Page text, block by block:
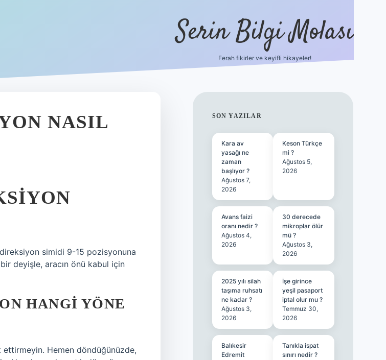
Serin Bilgi Molası
Ferah fikirler ve keyifli hikayeler!
NASIL
simidi 9-15 pozisyonuna
deyişle, aracın önü kabul için
HANGI YÖNE
Hemen döndüğünüzde,
SIDEBAR
SON YAZILAR
Kara av
yasağı ne
zaman
başlıyor ?
Ağustos 7,
2026
Keson Türkçe
mi ?
Ağustos 5,
2026
Avans faizi
oranı nedir ?
Ağustos 4,
2026
30 derecede
mikroplar ölür
mü ?
Ağustos 3,
2026
2025 yılı silah
taşıma ruhsatı
ne kadar ?
Ağustos 3,
2026
İşe girince
yeşil pasaport
iptal olur mu ?
Temmuz 30,
2026
Balıkesir
Edremit
Tanıkla ispat
sınırı nedir ?